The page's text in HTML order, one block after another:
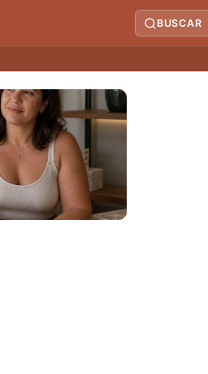
BUSCAR